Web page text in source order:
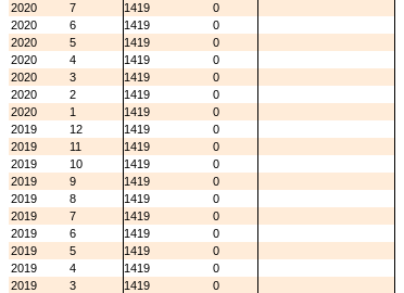
2020
7 1419
0
2020
6 1419
0
2020
5 1419
0
2020
4 1419
0
2020
3 1419
0
2020
2 1419
0
2020
1 1419
0
2019
12 1419
0
2019
11 1419
0
2019
10 1419
0
2019
9 1419
0
2019
8 1419
0
2019
7 1419
0
2019
6 1419
0
2019
5 1419
0
2019
4 1419
0
2019
3 1419
0